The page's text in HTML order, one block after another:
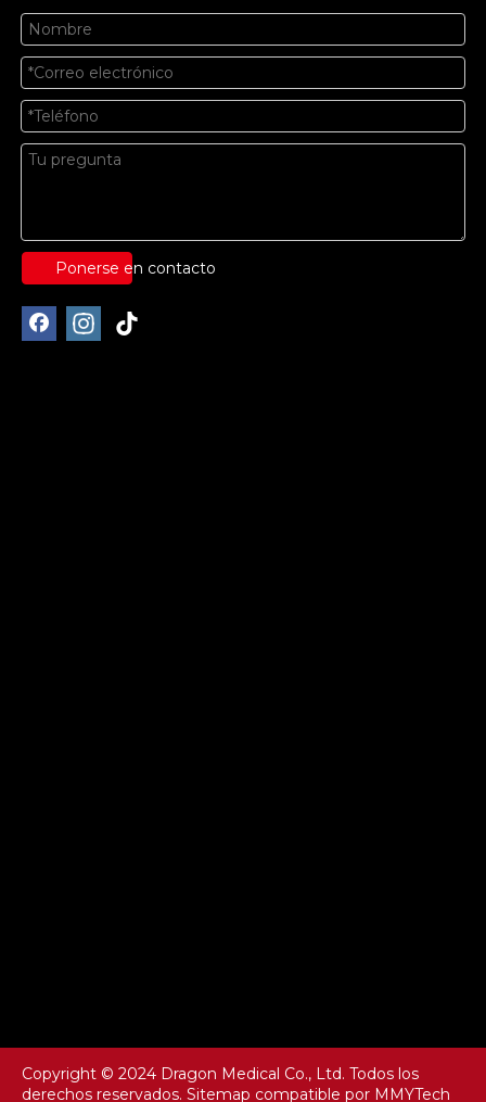
Ponerse en contacto
Copyright © 2024 Dragon Medical Co., Ltd. Todos los
derechos reservados. Sitemap compatible por MMYTech